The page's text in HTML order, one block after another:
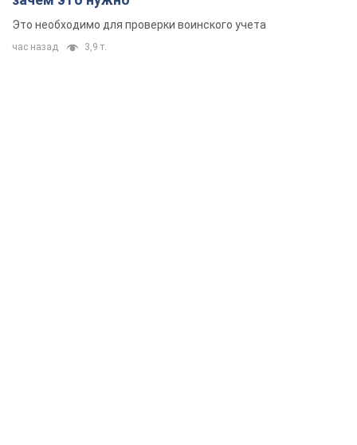
Это необходимо для проверки воинского учета
час назад 3,9 т.